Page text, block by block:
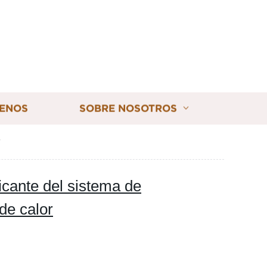
SOBRE NOSOTROS
del sistema de
calor